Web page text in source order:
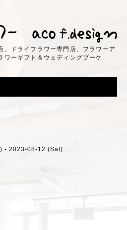
、ドライフラワー専門店、フラワーア
ワーギフト＆ウェディングブーケ
- 2023-08-12 (Sat)